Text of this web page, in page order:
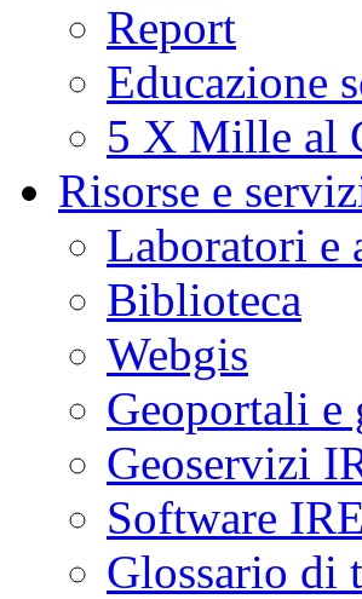
Report
Educazione
5 X Mille al
Risorse e
Laboratori e
Biblioteca
Webgis
Geoportali e
Geoservizi
Software
Glossario di